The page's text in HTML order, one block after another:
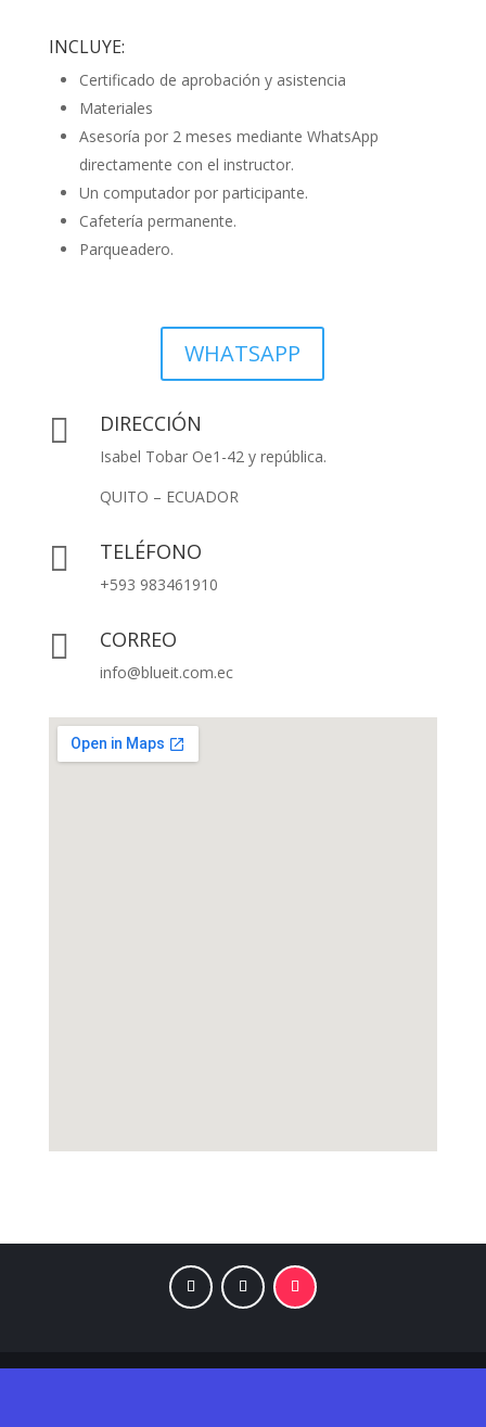
INCLUYE:
Certificado de aprobación y asistencia
Materiales
Asesoría por 2 meses mediante WhatsApp
directamente con el instructor.
Un computador por participante.
Cafetería permanente.
Parqueadero.
WHATSAPP
 DIRECCIÓN
Isabel Tobar Oe1-42 y república.
QUITO – ECUADOR
 TELÉFONO
+593 983461910
 CORREO
info@blueit.com.ec